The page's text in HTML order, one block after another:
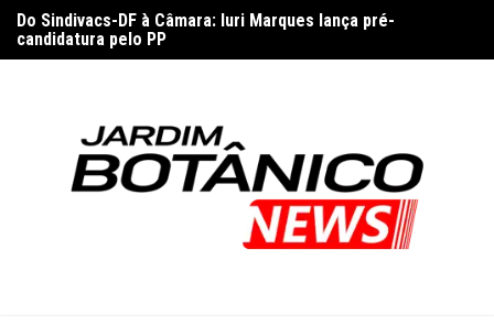
para
o
Do Sindivacs-DF à Câmara: Iuri Marques lança pré-
candidatura pelo PP